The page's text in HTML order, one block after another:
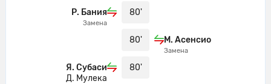
Желтую карточку получает Огуз
Айдын
80'
Р. Бания
Замена
80' М. Асенсио
Замена
80'
Я. Субаси
Д. Мулека